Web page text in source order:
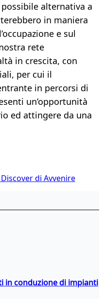
alternativa a
in maniera
e sul
rete
in crescita, con
per cui il
in percorsi di
un’opportunità
ed attingere da una
di Avvenire
in conduzione di impianti